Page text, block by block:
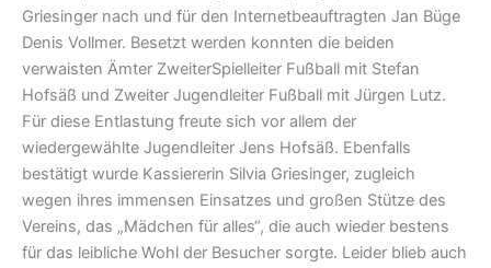
Griesinger nach und für den Internetbeauftragten Jan Büge
Denis Vollmer. Besetzt werden konnten die beiden
verwaisten Ämter ZweiterSpielleiter Fußball mit Stefan
Hofsäß und Zweiter Jugendleiter Fußball mit Jürgen Lutz.
Für diese Entlastung freute sich vor allem der
wiedergewählte Jugendleiter Jens Hofsäß. Ebenfalls
bestätigt wurde Kassiererin Silvia Griesinger, zugleich
wegen ihres immensen Einsatzes und großen Stütze des
Vereins, das „Mädchen für alles“, die auch wieder bestens
für das leibliche Wohl der Besucher sorgte. Leider blieb auch